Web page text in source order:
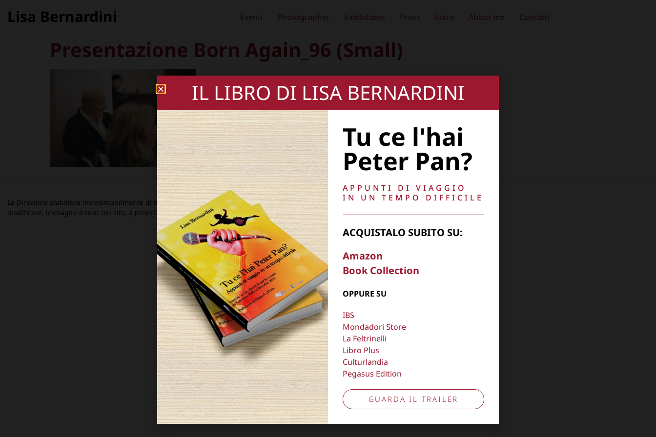
Lisa Bernardini Eventi Photographer Exhibitions Press Extra About me Contatti
Presentazione Born Again_96 (Small)
La Direzione stabilisce insindacabilmente di inserire, rimuovere, oscurare,
modificare, immagini e testi del sito, a propria discrezione.
Copyright © 2026 Lisa Bernardini – P.IVA 14910741009
Cookie PolicyPrivacy Policy
Aggiorna preferenze tracciamento
IL LIBRO DI LISA BERNARDINI
Tu ce l'hai
Peter Pan?
APPUNTI DI VIAGGIO
IN UN TEMPO DIFFICILE
ACQUISTALO SUBITO SU:
Amazon
Book Collection
OPPURE SU
IBS
Mondadori Store
La Feltrinelli
Libro Plus
Culturlandia
Pegasus Edition
GUARDA IL TRAILER